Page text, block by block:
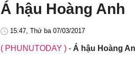
Á hậu Hoàng Anh
15:47, Thứ ba 07/03/2017
( PHUNUTODAY ) - Á hậu Hoàng